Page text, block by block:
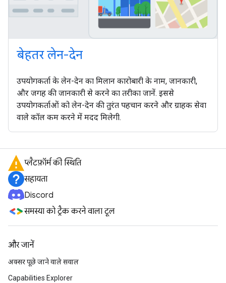
बेहतर लेन-देन
उपयोगकर्ता के लेन-देन का मिलान कारोबारी के नाम, जानकारी,
और जगह की जानकारी से करने का तरीका जानें. इससे
उपयोगकर्ताओं को लेन-देन की तुरंत पहचान करने और ग्राहक सेवा
वाले कॉल कम करने में मदद मिलेगी.
प्लैटफ़ॉर्म की स्थिति
सहायता
Discord
समस्या को ट्रैक करने वाला टूल
और जानें
अक्सर पूछे जाने वाले सवाल
Capabilities Explorer